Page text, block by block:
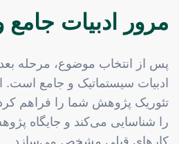
مرور ادبیات جامع
پس از انتخاب موضوع، مرحله
ادبیات سیستماتیک و جامع است.
تئوریک پژوهش شما را فراهم
را شناسایی می‌کند و جایگاه
کارهای قبلی مشخص می‌سازد.